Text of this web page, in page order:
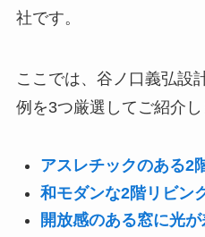
社です。
ここでは、谷ノ口義弘設
例を3つ厳選してご紹介し
アスレチックのある2
和モダンな2階リビン
開放感のある窓に光